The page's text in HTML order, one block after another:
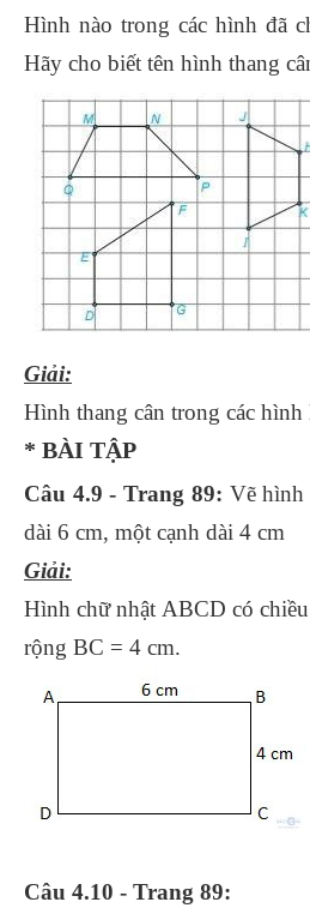
Hình nào trong các hình đã
Hãy cho biết tên hình thang
Giải:
Hình thang cân trong các
* BÀI TẬP
Câu 4.9 - Trang 89: Vẽ hình
dài 6 cm, một cạnh dài 4 cm
Giải:
Hình chữ nhật ABCD có
rộng BC = 4 cm.
Câu 4.10 - Trang 89: